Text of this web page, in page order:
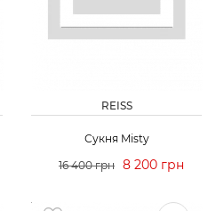
REISS
Сукня Misty
16 400 грн 8 200 грн